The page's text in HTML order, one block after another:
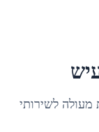
מעולה לשירותי